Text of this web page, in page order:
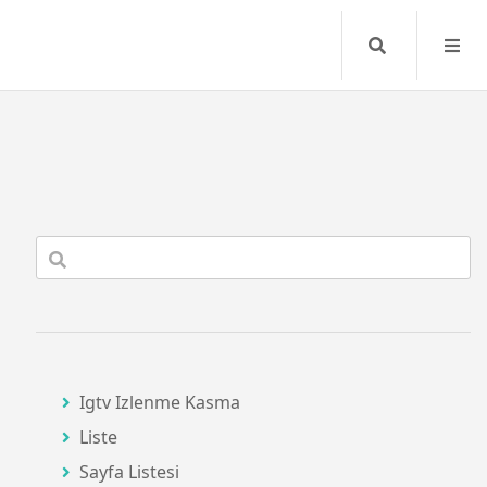
Search
Igtv Izlenme Kasma
Liste
Sayfa Listesi